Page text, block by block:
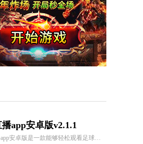
费最新版 v6.0.8.32
番茄小说免费版官方版是一款由抖音推出的小说阅读平台软件。这款软件拥有非常丰富的小说资源库，所有的小说都可以免费阅读，让用户可以随时随地畅享阅读的乐趣。
app安卓版v2.1.1
西瓜看球直播app安卓版是一款能够轻松观看足球赛事的软件，软件提供丰富的足球相关动态内容，用户能够观看各种的足球直播和相关视频，带来高清的画面设置和便利的弹幕交流体验，也能了解各种的体育相关知识和资讯。